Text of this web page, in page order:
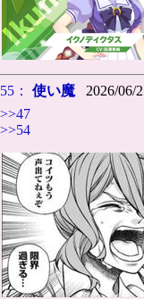
55： 使い魔 2026/06/
>>47
>>54